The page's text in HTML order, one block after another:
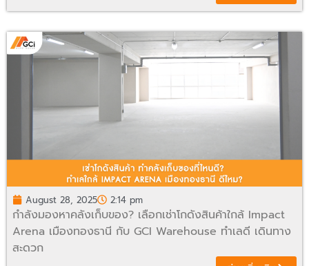
August 28, 2025 2:14 pm
กำลังมองหาคลังเก็บของ? เลือกเช่าโกดังสินค้าใกล้ Impact
Arena เมืองทองธานี กับ GCI Warehouse ทำเลดี เดินทาง
สะดวก